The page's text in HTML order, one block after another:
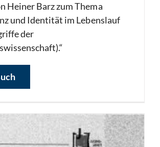
Heiner Barz zum Thema
und Identität im Lebenslauf
der